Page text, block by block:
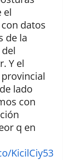
el
datos
de la
Y el
provincial
lado
con
q en
KicilCiy53